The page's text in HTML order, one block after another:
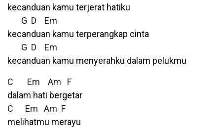
kecanduan kamu terjerat hatiku
G D
Em
kecanduan kamu terperangkap cinta
G D
Em
kecanduan kamu menyerahku dalam pelukmu
C Em Am
F
dalam hati bergetar
C
Em Am F
melihatmu merayu